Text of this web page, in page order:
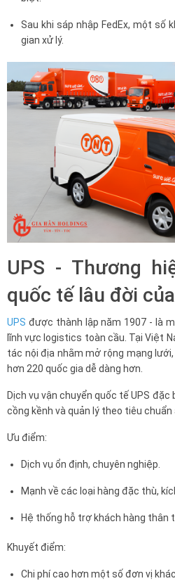
Sau khi sáp nhập FedEx, một số
gian xử lý.
UPS - Thương
quốc tế lâu đời
UPS được thành lập năm 1907 - là
lĩnh vực logistics toàn cầu. Tại Việt
tác nội địa nhằm mở rộng mạng
hơn 220 quốc gia dễ dàng hơn.
Dịch vụ vận chuyển quốc tế UPS
cồng kềnh và quản lý theo tiêu chuẩn
Ưu điểm:
Dịch vụ ổn định, chuyên nghiệp.
Mạnh về các loại hàng đặc thù,
Hệ thống hỗ trợ khách hàng thân
Khuyết điểm:
Chi phí cao hơn một số đơn vị khác.